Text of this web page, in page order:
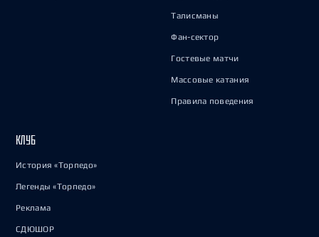
Талисманы
Фан-сектор
Гостевые матчи
Массовые катания
Правила поведения
КЛУБ
История «Торпедо»
Легенды «Торпедо»
Реклама
СДЮШОР